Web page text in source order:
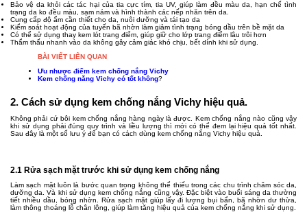
Bảo vệ da khỏi các tác hại của tia cực tím, tia UV, giúp làm đều màu da, hạn chế tình
trạng da ko đều màu, sạm nám và hình thành các nếp nhăn trên da.
Cung cấp độ ẩm cần thiết cho da, nuôi dưỡng và tái tạo da
Kiểm soát hoạt động của tuyến bã nhờn làm giảm tình trạng bóng dầu trên bề mặt da
Có thể sử dụng thay kem lót trang điểm, giúp giữ cho lớp trang điểm lâu trôi hơn
Thẩm thấu nhanh vào da không gây cảm giác khó chịu, bết dính khi sử dụng.
BÀI VIẾT LIÊN QUAN
Ưu nhược điểm kem chống nắng Vichy
Kem chống nắng Vichy có tốt không?
2. Cách sử dụng kem chống nắng Vichy hiệu quả.
Không phải cứ bôi kem chống nắng hàng ngày là được. Kem chống nắng nào cũng vậy
khi sử dụng phải đúng quy trình và liều lượng thì mới có thể đem lại hiệu quả tốt nhất.
Sau đây là một số lưu ý để bạn có cách dùng kem chống nắng Vichy hiệu quả.
2.1 Rửa sạch mặt trước khi sử dụng kem chống nắng
Làm sạch mặt luôn là bước quan trọng không thể thiếu trong các chu trình chăm sóc da,
dưỡng da. Và khi sử dụng kem chống nắng cũng vậy. Đặc biệt vào buổi sáng da thường
tiết nhiều dầu, bóng nhờn. Rửa sạch mặt giúp lấy đi lượng bụi bẩn, bã nhờn dư thừa,
làm thông thoáng lỗ chân lông, giúp làm tăng hiệu quả của kem chống nắng khi sử dụng.